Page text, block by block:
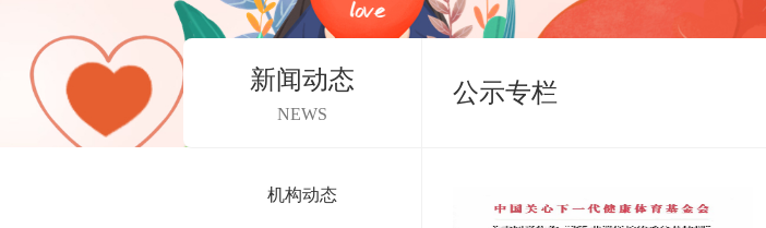
新闻动态
NEWS
公示专栏
机构动态